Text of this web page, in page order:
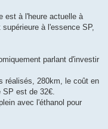
est à l'heure actuelle à
à l'essence SP,
parlant d'investir
réalisés, 280km, le coût en
est de 32€.
avec l'éthanol pour